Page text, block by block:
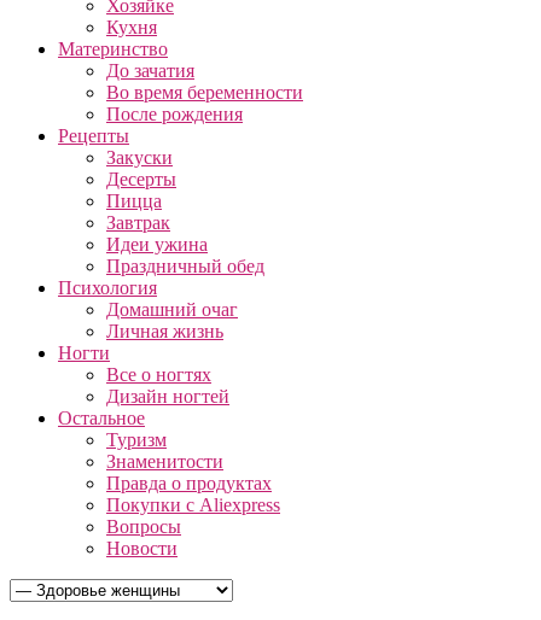
Хозяйке
Кухня
Материнство
До зачатия
Во время беременности
После рождения
Рецепты
Закуски
Десерты
Пицца
Завтрак
Идеи ужина
Праздничный обед
Психология
Домашний очаг
Личная жизнь
Ногти
Все о ногтях
Дизайн ногтей
Остальное
Туризм
Знаменитости
Правда о продуктах
Покупки с Aliexpress
Вопросы
Новости